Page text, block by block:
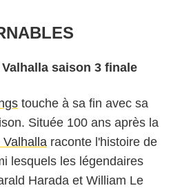
saison 3 finale
touche à sa fin avec sa
Située 100 ans après la
raconte l'histoire de
lesquels les légendaires
Harada et William Le